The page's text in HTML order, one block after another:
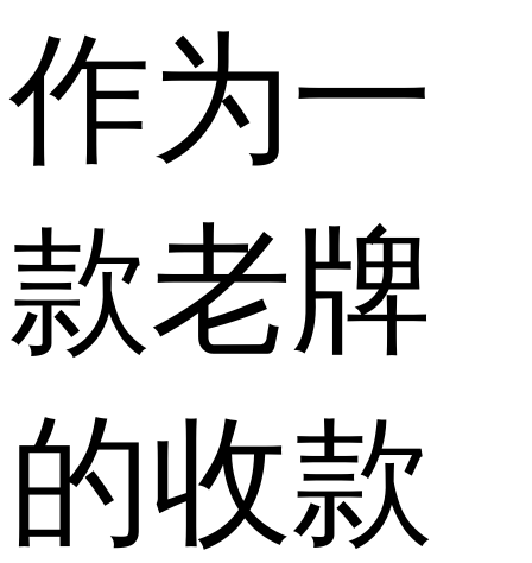
作为一
款老牌
的收款